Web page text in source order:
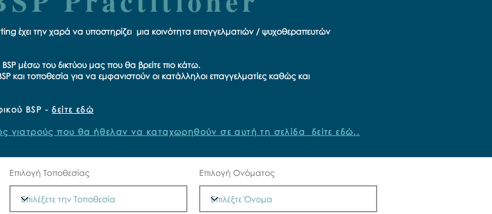
έχει την χαρά να υποστηρίζει μια κοινότητα επαγγελματιών / ψυχοθεραπευτών
μέσω του δικτύου μας που θα βρείτε πιο κάτω.
και τοποθεσία για να εμφανιστούν οι κατάλληλοι επαγγελματίες καθώς και
BSP -δείτε εδώ
γιατρούς που θα ήθελαν να καταχωρηθούν σε αυτή τη σελίδα δείτε εδώ..
Επιλογή Τοποθεσίας Επιλογή Ονόματος